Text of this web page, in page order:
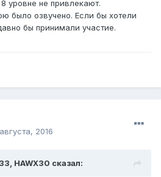
уровне не привлекают.
было озвучено. Если бы хотели
бы принимали участие.
2016
HAWX30 сказал: